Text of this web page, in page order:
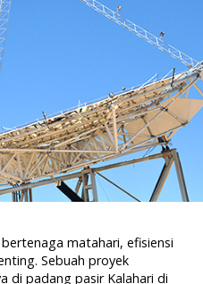
matahari, efisiensi
Sebuah proyek
di padang pasir Kalahari di